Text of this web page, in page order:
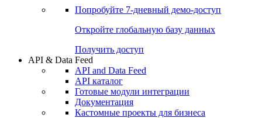
Попробуйте 7-дневный демо-доступ
Откройте глобальную базу данных
Получить доступ
API & Data Feed
API and Data Feed
API каталог
Готовые модули интеграции
Документация
Кастомные проекты для бизнеса